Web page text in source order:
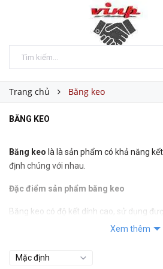
Trang chủ Băng keo
BĂNG KEO
Băng keo là là sản phẩm có khả năng
định chúng với nhau.
Đặc điểm sản phẩm băng keo
Băng keo có độ kết dính cao, sử dụng
Đa dạng các loại như băng dính điện,
Lõi bìa hoặc nhựa cứng, nhỏ tiết kiệm tối
Xem thêm